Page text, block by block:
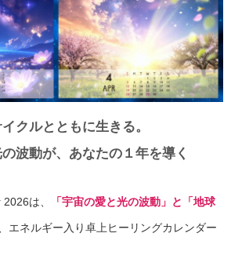
クルとともに生きる。
波動が、あなたの１年を導く
は、 「宇宙の愛と光の波動」と「地球
エネルギー入り卓上ヒーリングカレンダー